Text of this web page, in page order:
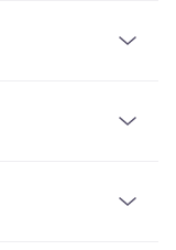
requiere el
para
depósito varía
dentro de
se